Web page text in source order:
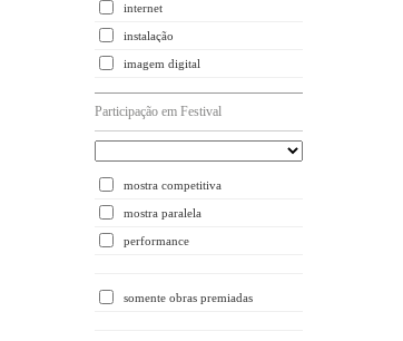
internet
instalação
imagem digital
Participação em Festival
mostra competitiva
mostra paralela
performance
somente obras premiadas